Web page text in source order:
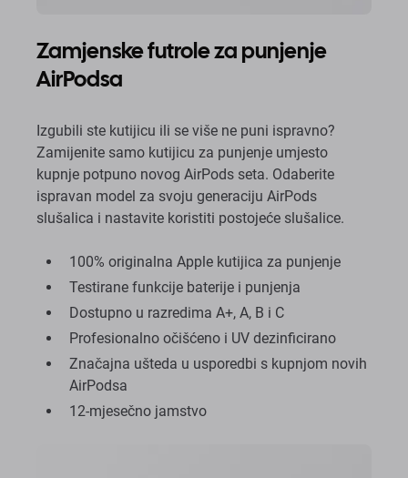
Zamjenske futrole za punjenje
AirPodsa
Izgubili ste kutijicu ili se više ne puni ispravno?
Zamijenite samo kutijicu za punjenje umjesto
kupnje potpuno novog AirPods seta. Odaberite
ispravan model za svoju generaciju AirPods
slušalica i nastavite koristiti postojeće slušalice.
100% originalna Apple kutijica za punjenje
Testirane funkcije baterije i punjenja
Dostupno u razredima A+, A, B i C
Profesionalno očišćeno i UV dezinficirano
Značajna ušteda u usporedbi s kupnjom novih
AirPodsa
12-mjesečno jamstvo